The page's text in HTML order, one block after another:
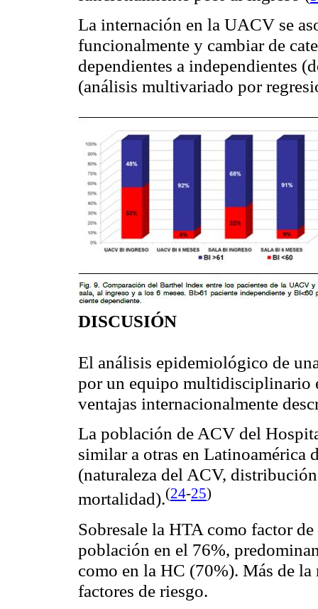
La internación en la UACV se
funcionalmente y cambiar de
dependientes a independientes
(análisis multivariado por
DISCUSIÓN
El análisis epidemiológico de
por un equipo multidisciplinario
ventajas internacionalmente
La población de ACV del
similar a otras en Latinoamérica
(naturaleza del ACV,
mortalidad).(24-25)
Sobresale la HTA como factor
población en el 76%,
como en la HC (70%). Más de
factores de riesgo.